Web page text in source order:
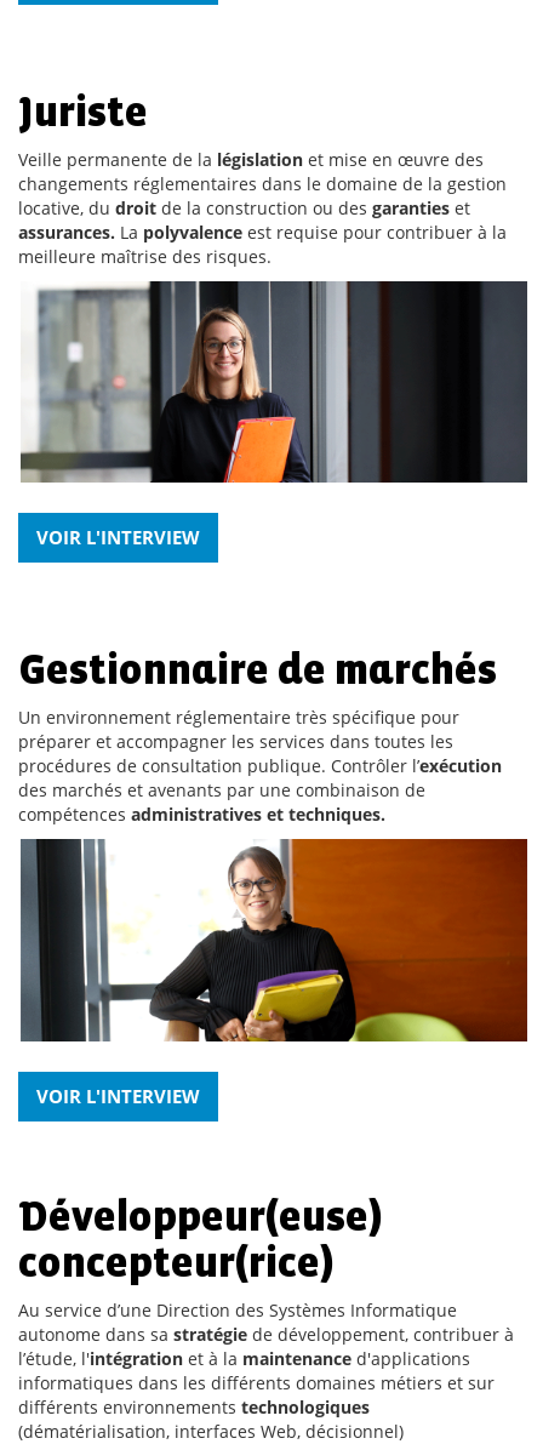
Juriste
Veille permanente de la législation et mise en œuvre des
changements réglementaires dans le domaine de la gestion
locative, du droit de la construction ou des garanties et
assurances. La polyvalence est requise pour contribuer à la
meilleure maîtrise des risques.
VOIR L'INTERVIEW
Gestionnaire de marchés
Un environnement réglementaire très spécifique pour
préparer et accompagner les services dans toutes les
procédures de consultation publique. Contrôler l’exécution
des marchés et avenants par une combinaison de
compétences administratives et techniques.
VOIR L'INTERVIEW
Développeur(euse)
concepteur(rice)
Au service d’une Direction des Systèmes Informatique
autonome dans sa stratégie de développement, contribuer à
l’étude, l'intégration et à la maintenance d'applications
informatiques dans les différents domaines métiers et sur
différents environnements technologiques
(dématérialisation, interfaces Web, décisionnel)